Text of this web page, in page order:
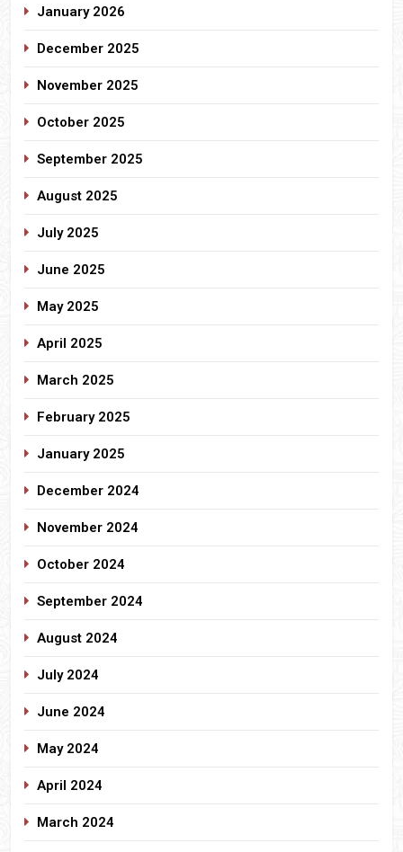
January 2026
December 2025
November 2025
October 2025
September 2025
August 2025
July 2025
June 2025
May 2025
April 2025
March 2025
February 2025
January 2025
December 2024
November 2024
October 2024
September 2024
August 2024
July 2024
June 2024
May 2024
April 2024
March 2024